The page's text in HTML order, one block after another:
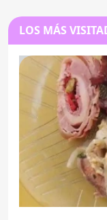
LOS MÁS